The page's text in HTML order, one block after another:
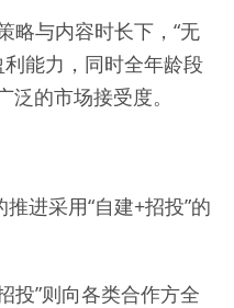
略与内容时长下，“无
利能力，同时全年龄段
的市场接受度。
进采用“自建+招投”的
投”则向各类合作方全